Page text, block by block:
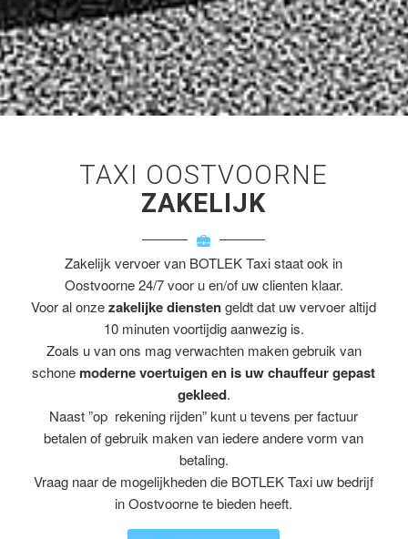
TAXI OOSTVOORNE
ZAKELIJK
Zakelijk vervoer van BOTLEK Taxi staat ook in
Oostvoorne 24/7 voor u en/of uw clienten klaar.
Voor al onzezakelijke dienstengeldt dat uw vervoer altijd
10 minuten voortijdig aanwezig is.
Zoals u van ons mag verwachten maken gebruik van
schone moderne voertuigen en is uw chauffeur gepast
gekleed.
Naast ”op rekening rijden” kunt u tevens per factuur
betalen of gebruik maken van iedere andere vorm van
betaling.
Vraag naar de mogelijkheden die BOTLEK Taxi uw bedrijf
in Oostvoorne te bieden heeft.